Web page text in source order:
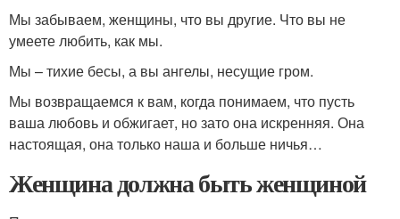
Мы забываем, женщины, что вы другие. Что вы не
умеете любить, как мы.
Мы – тихие бесы, а вы ангелы, несущие гром.
Мы возвращаемся к вам, когда понимаем, что пусть
ваша любовь и обжигает, но зато она искренняя. Она
настоящая, она только наша и больше ничья…
Женщина должна быть женщиной